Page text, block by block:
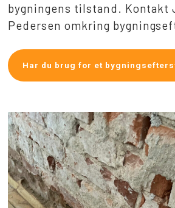
bygningens tilstand. Kontakt
Pedersen omkring
Har du brug for et